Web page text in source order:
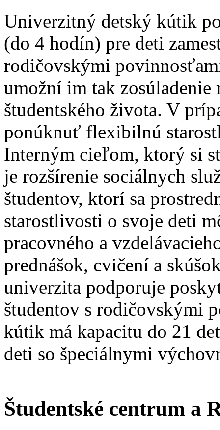
Univerzitný detský kútik
(do 4 hodín) pre deti
rodičovskými
umožní im tak zosúladenie
študentského života. V
ponúknuť flexibilnú
Interným cieľom, ktorý si
je rozšírenie sociálnych
študentov, ktorí sa
starostlivosti o svoje deti
pracovného a
prednášok, cvičení a
univerzita podporuje
študentov s rodičovskými
kútik má kapacitu do 21
deti so špeciálnymi
Študentské centrum a